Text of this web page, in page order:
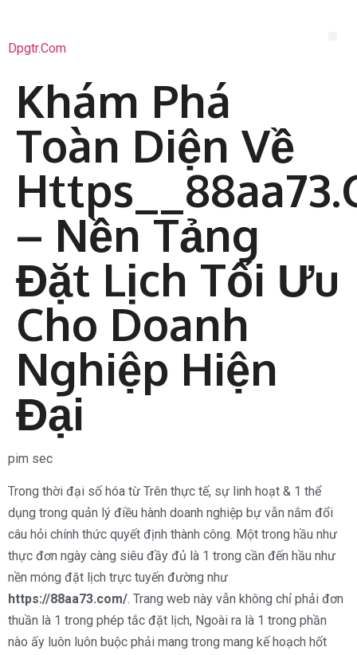
Dpgtr.com
Khám Phá
Toàn Diện Về
– Nền Tảng
Đặt Lịch Tối Ưu
Cho Doanh
Nghiệp Hiện
Đại
pim sec
Trong thời đại số hóa từ Trên thực tế, sự linh hoạt & 1 thể
dụng trong quản lý điều hành doanh nghiệp bự vẫn nắm đổi
câu hỏi chính thức quyết định thành công. Một trong hầu như
thực đơn ngày càng siêu đầy đủ là 1 trong cần đến hầu như
nền móng đặt lịch trực tuyến đường như
https://88aa73.com/. Trang web này vẫn không chỉ phải đơn
thuần là 1 trong phép tắc đặt lịch, Ngoài ra là 1 trong phần
nào ấy luôn luôn buộc phải mang trong mang kế hoạch hốt